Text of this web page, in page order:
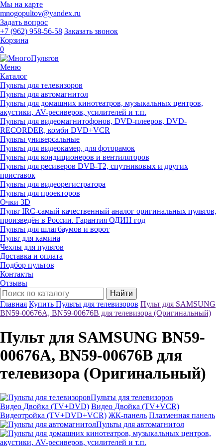
Мы на карте
mnogopultov@yandex.ru
Задать вопрос
+7 (962) 958-56-58 Заказать звонок
Корзина
0
Меню
Каталог
Пульты для телевизоров
Пульты для автомагнитол
Пульты для домашних кинотеатров, музыкальных центров,
акустики, AV-ресиверов, усилителей и т.п.
Пульты для видеомагнитофонов, DVD-плееров, DVD-
RECORDER, комби DVD+VCR
Пульты универсальные
Пульты для видеокамер, для фоторамок
Пульты для кондиционеров и вентиляторов
Пульты для ресиверов DVB-T2, спутниковых и других
приставок
Пульты для видеорегистратора
Пульты для проекторов
Очки 3D
Пульт IRC-самый качественный аналог оригинальных пультов,
произведён в России. Гарантия ОДИН год
Пульты для шлагбаумов и ворот
Пульт для камина
Чехлы для пультов
Доставка и оплата
Подбор пультов
Контакты
Отзывы
Найти
Главная Купить Пульты для телевизоров Пульт для SAMSUNG
BN59-00676A, BN59-00676B для телевизора (Оригинальный)
Пульт для SAMSUNG BN59-
00676A, BN59-00676B для
телевизора (Оригинальный)
Пульты для телевизоров
Видео Двойка (TV+DVD) Видео Двойка (TV+VCR)
Видеотройка (TV+DVD+VCR) ЖК-панель Плазменная панель
Пульты для автомагнитол